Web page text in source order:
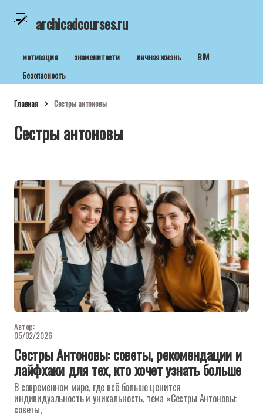
archicadcourses.ru
мотивация знаменитости личная жизнь
BIM
Безопасность
Главная Сестры антоновы
Сестры антоновы
Автор:
05/02/2026
Сестры Антоновы: советы, рекомендации и
лайфхаки для тех, кто хочет узнать больше
В современном мире, где всё больше ценится
индивидуальность и уникальность, тема «Сестры Антоновы:
советы,